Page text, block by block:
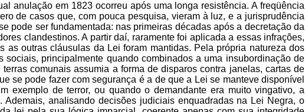
anulação em 1823 ocorreu após uma longa resistência. A freqüência
de casos que, com pouca pesquisa, vieram à luz, e a jurisprudência
pode ser fundamentada: nas primeiras décadas após a decretação da
clandestinos. A partir daí, raramente foi aplicada a essas infrações,
outras cláusulas da Lei foram mantidas. Pela própria natureza dos
principalmente quando combinados a uma insubordinação de
comunais assumia a forma de disparos contra janelas, cartas de
se pode fazer com segurança é a de que a Lei se manteve disponível
exemplo de terror, ou quando o demandante era muito vingativo, a
analisando decisões judiciais enquadradas na Lei Negra, o